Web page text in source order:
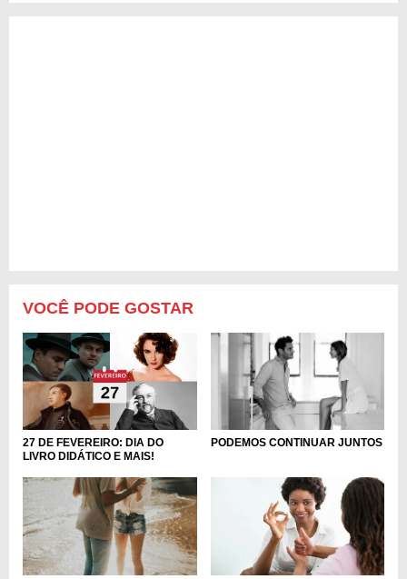
VOCÊ PODE GOSTAR
27 DE FEVEREIRO: DIA DO
LIVRO DIDÁTICO E MAIS!
PODEMOS CONTINUAR JUNTOS